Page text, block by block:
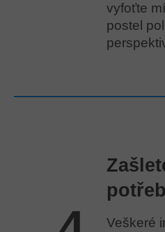
vyfoťte
postel
Veškeré